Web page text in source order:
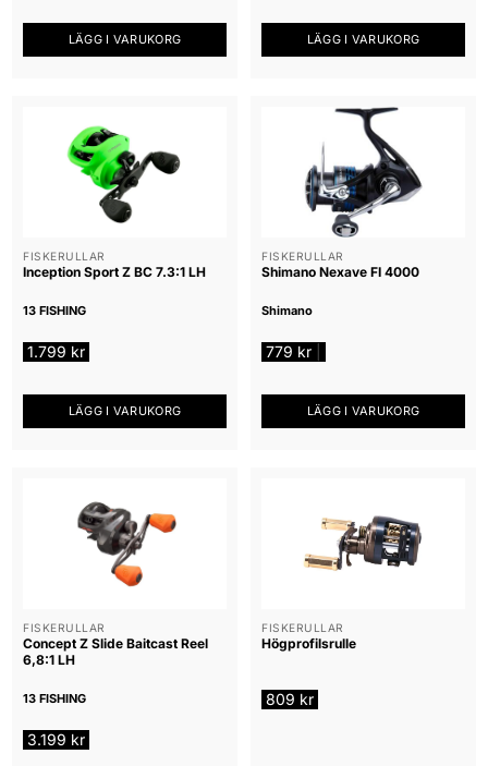
LÄGG I VARUKORG LÄGG I VARUKORG
FISKERULLAR
Inception Sport Z BC 7.3:1 LH
13 FISHING
1.799 kr
LÄGG I VARUKORG
FISKERULLAR
Shimano Nexave FI 4000
Shimano
779 kr
LÄGG I VARUKORG
FISKERULLAR
Concept Z Slide Baitcast Reel
6,8:1 LH
13 FISHING
3.199 kr
FISKERULLAR
Högprofilsrulle
809 kr